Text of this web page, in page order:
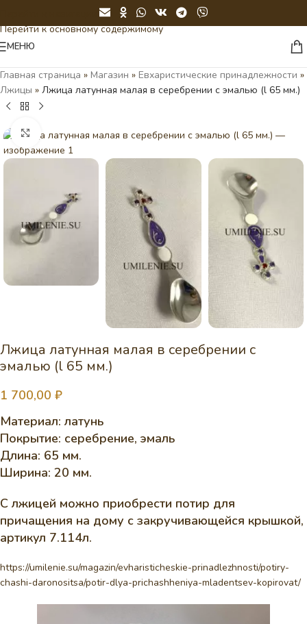
Перейти к основному содержимому
МЕНЮ
Главная страница » Магазин » Евхаристические принадлежности »
Лжицы » Лжица латунная малая в серебрении с эмалью (l 65 мм.)
Нажмите, чтобы увеличить
Лжица латунная малая в серебрении с
эмалью (l 65 мм.)
1 700,00 ₽
Материал: латунь
Покрытие: серебрение, эмаль
Длина: 65 мм.
Ширина: 20 мм.
С лжицей можно приобрести потир для
причащения на дому с закручивающейся крышкой,
артикул 7.114л.
https://umilenie.su/magazin/evharisticheskie-prinadlezhnosti/potiry-
chashi-daronositsa/potir-dlya-prichashheniya-mladentsev-kopirovat/